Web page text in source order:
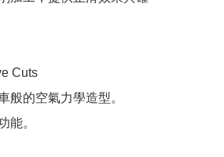
Cuts
般的空氣力學造型。
能。